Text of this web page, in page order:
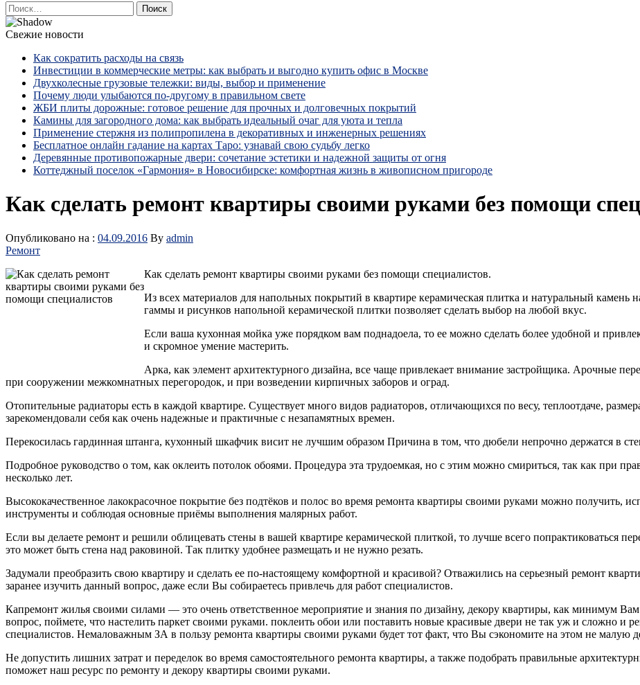
Найти:
Свежие новости
Как сократить расходы на связь
Инвестиции в коммерческие метры: как выбрать и выгодно купить офис в Москве
Двухколесные грузовые тележки: виды, выбор и применение
Почему люди улыбаются по‑другому в правильном свете
ЖБИ плиты дорожные: готовое решение для прочных и долговечных покрытий
Камины для загородного дома: как выбрать идеальный очаг для уюта и тепла
Применение стержня из полипропилена в декоративных и инженерных решениях
Бесплатное онлайн гадание на картах Таро: узнавай свою судьбу легко
Деревянные противопожарные двери: сочетание эстетики и надежной защиты от огня
Коттеджный поселок «Гармония» в Новосибирске: комфортная жизнь в живописном пригороде
Как сделать ремонт квартиры своими руками без помощи
Опубликовано на : 04.09.2016 By admin
Ремонт
Как сделать ремонт квартиры своими руками без помощи специалистов.
Из всех материалов для наполь­ных покрытий в квартире керамическая плит­ка и натуральный камень
гаммы и рисунков напольной керамической плитки позволяет сделать выбор на лю­бой вкус.
Если ваша кухонная мойка уже порядком вам поднадоела, то ее можно сделать более удобной и
и скромное умение мастерить.
Арка, как элемент архитектурного дизайна, все чаще привлекает внимание застройщика. Арочные
при сооружении межкомнатных перегородок, и при возведении кирпичных заборов и оград.
Отопительные радиаторы есть в каждой квартире. Существует много видов радиаторов, отличающихся по весу, теплоотдаче,
зарекомендовали себя как очень надежные и практичные с незапамятных времен.
Перекосилась гардинная штанга, кухонный шкафчик висит не лучшим образом Причина в том, что дюбели непрочно держатся в
Подробное руководство о том, как оклеить потолок обоями. Процедура эта трудоемкая, но с этим можно смириться, так как при
несколько лет.
Высококачественное лакокрасочное покрытие без подтёков и полос во время ремонта квартиры своими руками можно получить,
инструменты и соблюдая основные приёмы выполнения малярных работ.
Если вы делаете ремонт и решили облицевать стены в вашей квартире керамической плиткой, то лучше всего попрактиковаться
это может быть стена над раковиной. Так плитку удобнее размещать и не нужно резать.
Задумали преобразить свою квартиру и сделать ее по-настоящему комфортной и красивой? Отважились на серьезный ремонт
заранее изучить данный вопрос, даже если Вы собираетесь привлечь для работ специалистов.
Капремонт жилья своими силами — это очень ответственное мероприятие и знания по дизайну, декору квартиры, как минимум
вопрос, поймете, что настелить паркет своими руками. поклеить обои или поставить новые красивые двери не так уж и сложно и
специалистов. Немаловажным ЗА в пользу ремонта квартиры своими руками будет тот факт, что Вы сэкономите на этом не
Не допустить лишних затрат и переделок во время самостоятельного ремонта квартиры, а также подобрать правильные
поможет наш ресурс по ремонту и декору квартиры своими руками.